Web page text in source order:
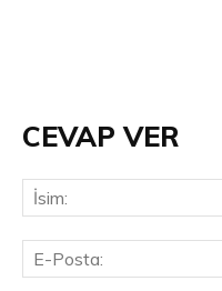
CEVAP VER